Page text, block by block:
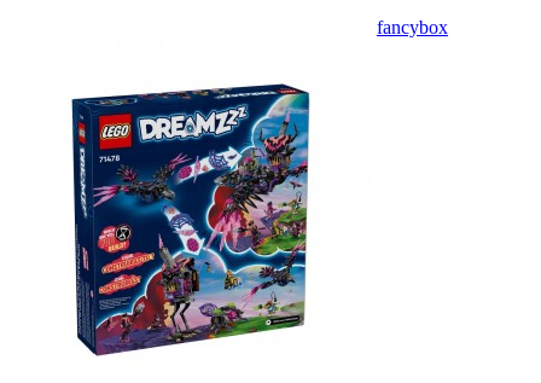
fancybox